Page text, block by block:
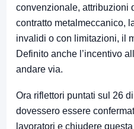
convenzionale, attribuzioni
contratto metalmeccanico,
invalidi o con limitazioni, il
Definito anche l’incentivo
andare via.
Ora riflettori puntati sul 26
dovessero essere
lavoratori e chiudere